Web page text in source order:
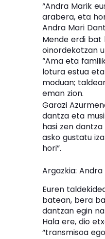
“Andra Marik
arabera, eta
Andra Mari
Mende erdi bat
oinordekotzan
“Ama eta
lotura estua
moduan;
eman zion.
Garazi
dantza eta
hasi zen
asko gustatu
hori”.
Argazkia:
Euren
batean, bera
dantzan egin
Hala ere, dio
“transmisoa